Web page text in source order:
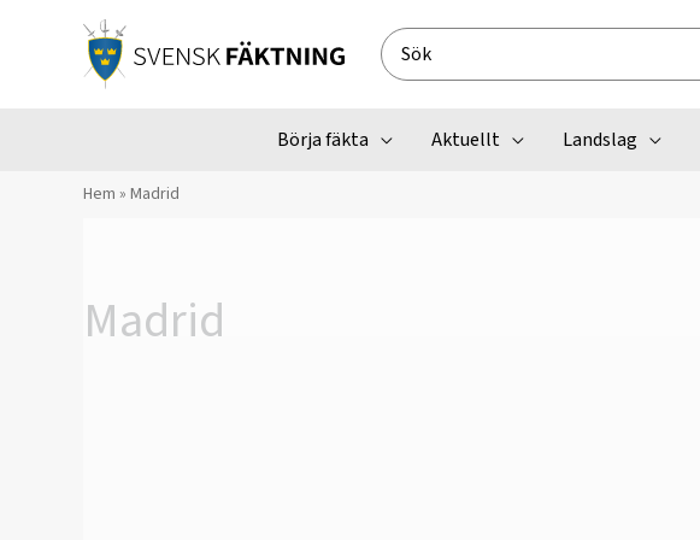
Search
for:
Börja fäkta Aktuellt Landslag
Hem » Madrid
Madrid